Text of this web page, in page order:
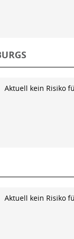
Aktuell kein Risiko
Aktuell kein Risiko